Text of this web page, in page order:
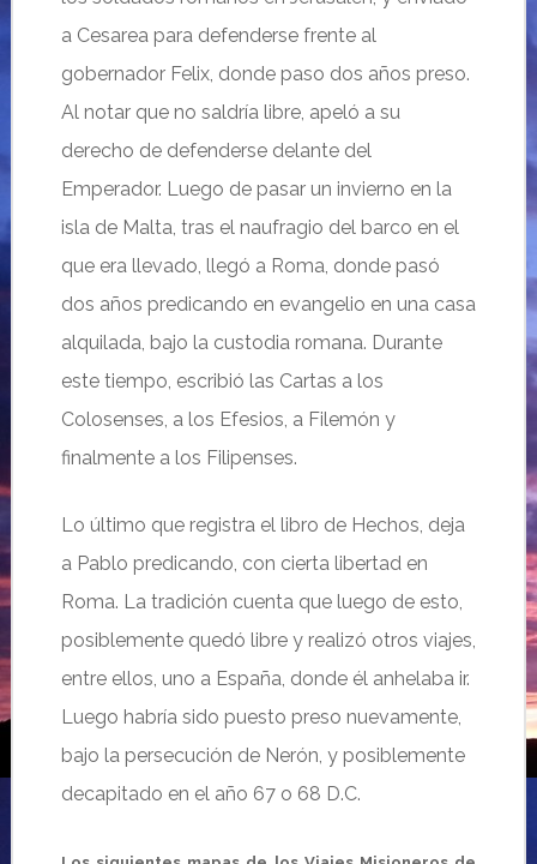
a Cesarea para defenderse frente al
gobernador Felix, donde paso dos años preso.
Al notar que no saldría libre, apeló a su
derecho de defenderse delante del
Emperador. Luego de pasar un invierno en la
isla de Malta, tras el naufragio del barco en el
que era llevado, llegó a Roma, donde pasó
dos años predicando en evangelio en una casa
alquilada, bajo la custodia romana. Durante
este tiempo, escribió las Cartas a los
Colosenses, a los Efesios, a Filemón y
finalmente a los Filipenses.
Lo último que registra el libro de Hechos, deja
a Pablo predicando, con cierta libertad en
Roma. La tradición cuenta que luego de esto,
posiblemente quedó libre y realizó otros viajes,
entre ellos, uno a España, donde él anhelaba ir.
Luego habría sido puesto preso nuevamente,
bajo la persecución de Nerón, y posiblemente
decapitado en el año 67 o 68 D.C.